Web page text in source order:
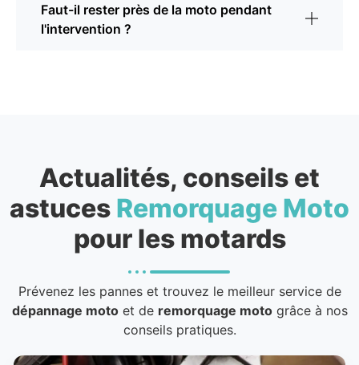
Faut-il rester près de la moto pendant
l'intervention ?
Actualités, conseils et
astuces Remorquage Moto
pour les motards
Prévenez les pannes et trouvez le meilleur service de
dépannage motoet de remorquage motogrâce à nos
conseils pratiques.